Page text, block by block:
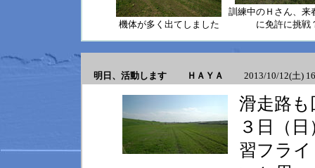
機体が多く出てしました
訓練中のＨさん、来
に免許に挑戦
明日、活動します ＨＡＹＡ 2013/10/12(土)
滑走路
３日（
習フラ